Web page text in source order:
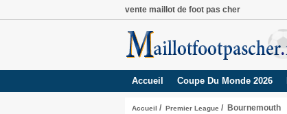
vente maillot de foot pas cher
Accueil Coupe Du Monde 2026
Accueil / Premier League / Bournemouth